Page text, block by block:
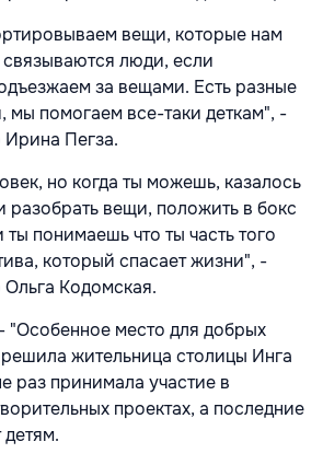
вещи, которые нам
люди, если
за вещами. Есть разные
мы помогаем все-таки деткам", -
Ирина Пегза.
но когда ты можешь, казалось
разобрать вещи, положить в бокс
понимаешь что ты часть того
который спасает жизни", -
Ольга Кодомская.
"Особенное место для добрых
жительница столицы Инга
раз принимала участие в
проектах, а последние
детям.